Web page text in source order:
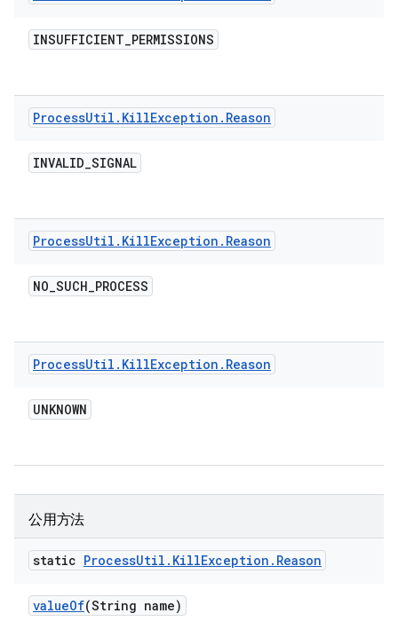
INSUFFICIENT_PERMISSIONS
ProcessUtil . KillException . Reason
INVALID_SIGNAL
ProcessUtil . KillException . Reason
NO_SUCH_PROCESS
ProcessUtil . KillException . Reason
UNKNOWN
公用方法
static ProcessUtil . KillException . Reason
valueOf(String name)